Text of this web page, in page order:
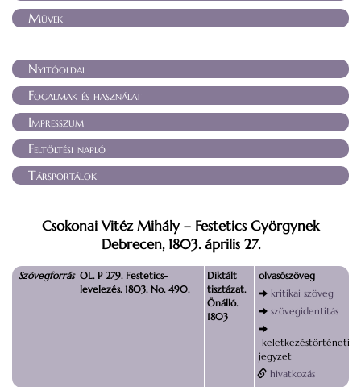
Művek
Nyitóoldal
Fogalmak és használat
Impresszum
Feltöltési napló
Társportálok
Csokonai Vitéz Mihály – Festetics Györgynek
Debrecen, 1803. április 27.
Szövegforrás OL. P 279. Festetics-
levelezés. 1803. No. 490.
Diktált
tisztázat.
Önálló.
1803
olvasószöveg
kritikai szöveg
szövegidentitás
keletkezéstörténeti
jegyzet
hivatkozás